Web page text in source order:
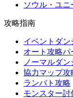
ソウル・ユ
攻略指南
イベントダン
オート攻略パ
ノーマルダ
協力マップ攻
ランバト攻略
モンスター討